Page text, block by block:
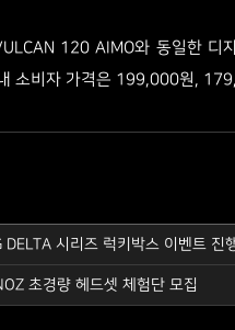
120 AIMO와 동일한 디
소비자 가격은 199,000원,
DELTA 시리즈 럭키박스 이벤트 진
초경량 헤드셋 체험단 모집